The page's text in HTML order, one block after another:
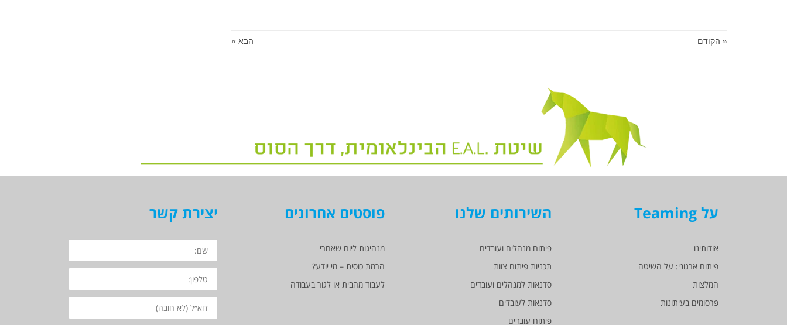
« הקודם הבא »
על Teaming
אודותינו
פיתוח ארגוני: על השיטה
המלצות
פרסומים בעיתונות
השירותים שלנו
פיתוח מנהלים ועובדים
תכניות פיתוח צוות
סדנאות למנהלים ועובדים
סדנאות לעובדים
פיתוח עובדים
פוסטים אחרונים
מנהיגות ליום שאחרי
הרמת כוסית – מי יודע?
לעבוד מהבית או לגור בעבודה
יצירת קשר
השם
שלך
הטלפון
שלך
האימייל
שלך